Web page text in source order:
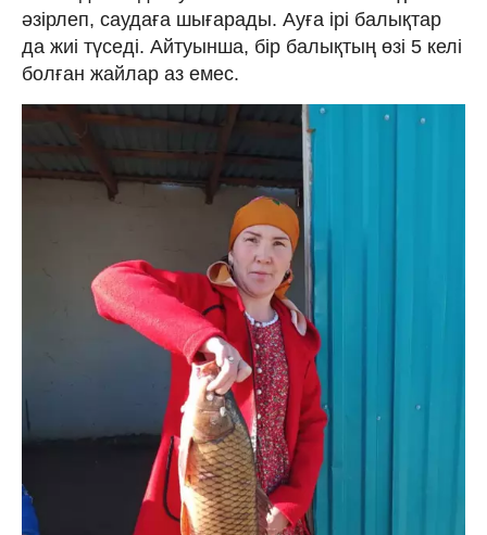
әзірлеп, саудаға шығарады. Ауға ірі балықтар
да жиі түседі. Айтуынша, бір балықтың өзі 5 келі
болған жайлар аз емес.